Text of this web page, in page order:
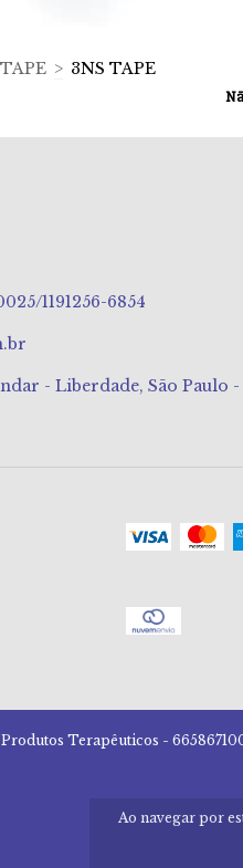
Ao navegar por
> 3NS TAPE
1191256-6854
- Liberdade, São Paulo -
Terapêuticos -